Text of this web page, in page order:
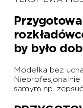
by było
Modelka bez
samym np.